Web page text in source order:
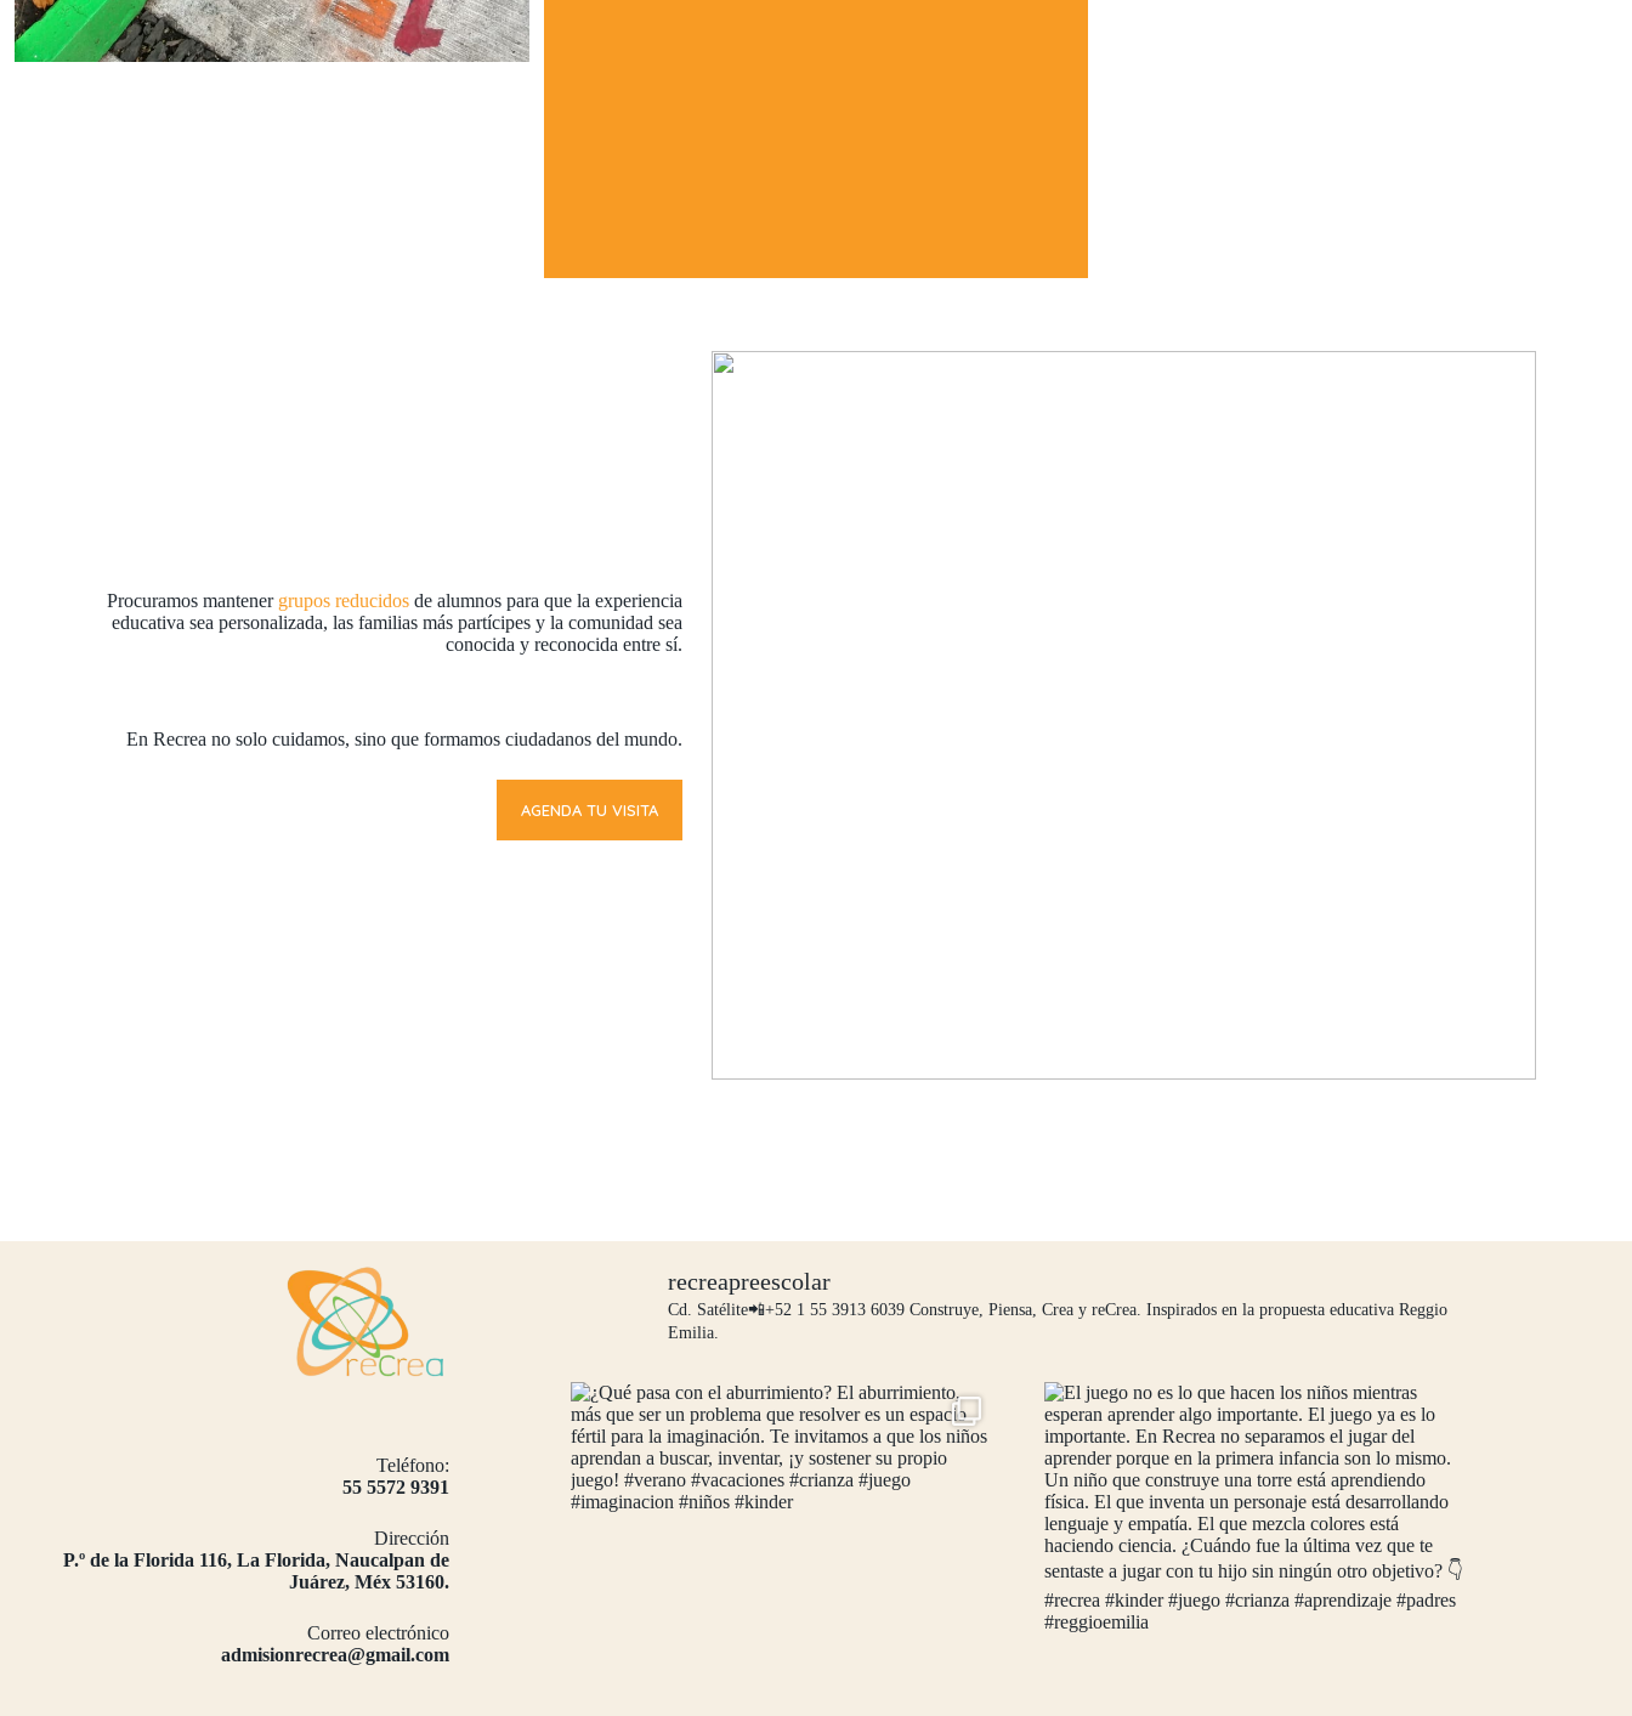
Procuramos mantener grupos reducidos de alumnos para que la experiencia
educativa sea personalizada, las familias más partícipes y la comunidad sea
conocida y reconocida entre sí.
En Recrea no solo cuidamos, sino que formamos ciudadanos del mundo.
AGENDA TU VISITA
Teléfono:
55 5572 9391
Dirección
​P.º de la Florida 116, La Florida, Naucalpan de
Juárez, Méx 53160.
Correo electrónico
admisionrecrea@gmail.com
recreapreescolar
Cd. Satélite📲+52 1 55 3913 6039Construye, Piensa, Crea y reCrea. Inspirados en la propuesta educativa Reggio
Emilia.